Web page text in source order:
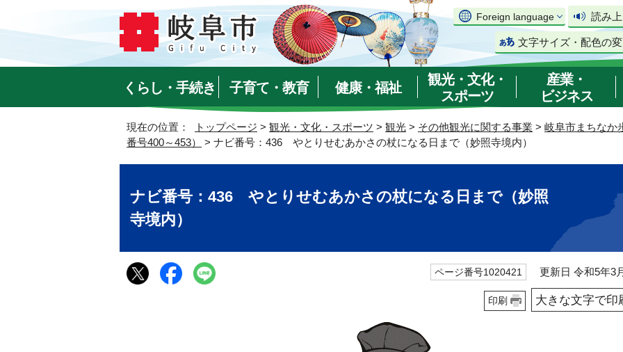
Foreign language 読み
文字サイズ・配色の
くらし・手続き 子育て・教育 健康・福祉
観光・文化・
スポーツ
産業・
ビジネス
現在の位置： トップページ > 観光・文化・スポーツ > 観光 > その他観光に関する事業 > 岐阜市まちなか
番号400～453）
> ナビ番号：436 やとりせむあかさの杖になる日まで（妙照寺境内）
ナビ番号：436 やとりせむあかさの杖になる日まで（妙照
寺境内）
ページ番号1020421 更新日 令和5年3
印刷 大きな文字で印